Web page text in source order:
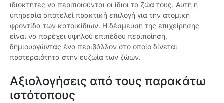
ιδιοκτήτες να περιποιούνται οι ίδιοι τα ζώα τους. Αυτή η
υπηρεσία αποτελεί πρακτική επιλογή για την ατομική
φροντίδα των κατοικίδιων. Η δέσμευση της επιχείρησης
είναι να παρέχει υψηλού επιπέδου περιποίηση,
δημιουργώντας ένα περιβάλλον στο οποίο δίνεται
προτεραιότητα στην ευζωία των ζώων.
Αξιολογήσεις από τους παρακάτω
ιστότοπους